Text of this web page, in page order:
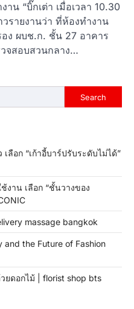
น “บิ๊กเต่า เมื่อเวลา 10.30
รายงานว่า ที่ห้องทำงาน
ง ผบช.ก. ชั้น 27 อาคาร
จสอบสวนกลาง…
Search
ลือก “เก้าอี้บาร์ปรับระดับไม่ได้”
งาน เลือก “ชั้นวางของ
massage bangkok
and the Future of Fashion
ยดอกไม้ | florist shop bts